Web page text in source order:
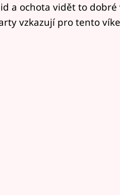
a ochota vidět to dobré
vzkazují pro tento